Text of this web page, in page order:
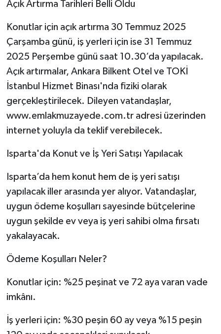
Açık Artırma Tarihleri Belli Oldu
Konutlar için açık artırma 30 Temmuz 2025
Çarşamba günü, iş yerleri için ise 31 Temmuz
2025 Perşembe günü saat 10.30’da yapılacak.
Açık artırmalar, Ankara Bilkent Otel ve TOKİ
İstanbul Hizmet Binası'nda fiziki olarak
gerçekleştirilecek. Dileyen vatandaşlar,
www.emlakmuzayede.com.tr adresi üzerinden
internet yoluyla da teklif verebilecek.
Isparta'da Konut ve İş Yeri Satışı Yapılacak
Isparta’da hem konut hem de iş yeri satışı
yapılacak iller arasında yer alıyor. Vatandaşlar,
uygun ödeme koşulları sayesinde bütçelerine
uygun şekilde ev veya iş yeri sahibi olma fırsatı
yakalayacak.
Ödeme Koşulları Neler?
Konutlar için: %25 peşinat ve 72 aya varan vade
imkânı.
İş yerleri için: %30 peşin 60 ay veya %15 peşin
Türkiye
İletişim
Künye